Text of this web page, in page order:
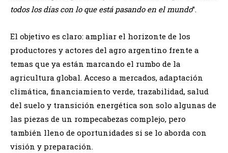
todos los días con lo que está pasando en el mundo”.
El objetivo es claro: ampliar el horizonte de los
productores y actores del agro argentino frente a
temas que ya están marcando el rumbo de la
agricultura global. Acceso a mercados, adaptación
climática, financiamiento verde, trazabilidad, salud
del suelo y transición energética son solo algunas de
las piezas de un rompecabezas complejo, pero
también lleno de oportunidades si se lo aborda con
visión y preparación.